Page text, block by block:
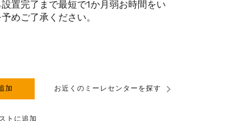
置完了まで最短で1か月弱お時間をい
めご了承ください。
加 お近くのミーレセンターを探す
トに追加